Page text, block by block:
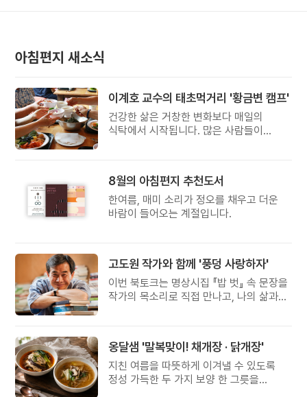
아침편지 새소식
이계호 교수의 태초먹거리 '황금변 캠프'
건강한 삶은 거창한 변화보다 매일의
식탁에서 시작됩니다. 많은 사람들이
유퀴즈에서 많은 관심을 받은 이계호
교수와 함께하는 태초먹거리 황금변 캠프
8월의 아침편지 추천도서
한여름, 매미 소리가 정오를 채우고 더운
바람이 들어오는 계절입니다.
고도원 작가와 함께 '풍덩 사랑하자'
이번 북토크는 명상시집 『밥 벗』 속 문장을
작가의 목소리로 직접 만나고, 나의 삶과
옹달샘 '말복맞이! 채개장 · 닭개장'
지친 여름을 따뜻하게 이겨낼 수 있도록
정성 가득한 두 가지 보양 한 그릇을